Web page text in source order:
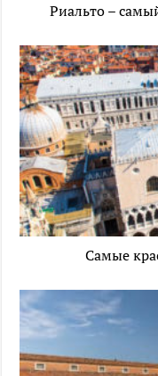
Риальто –
Самые